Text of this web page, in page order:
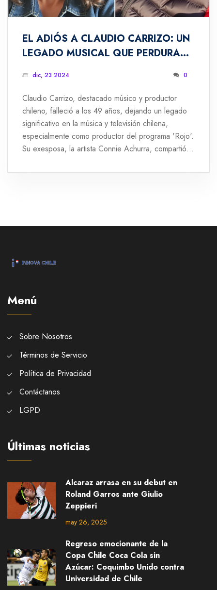
EL ADIÓS A CLAUDIO CARRIZO: UN
LEGADO MUSICAL QUE PERDURA
dic, 23 2024 0
Claudio Carrizo, destacado músico y productor
chileno, falleció a los 49 años, dejando un legado
significativo en la música y televisión chilena,
especialmente como productor del programa 'Rojo'.
Su exesposa, la artista Connie Achurra, compartió la
muerte. Juntos tuvieron dos hijas, y los detalles del
Menú
Sobre Nosotros
Términos de Servicio
Política de Privacidad
Contáctanos
LGPD
Últimas noticias
Alcaraz arrasa en su debut en
Roland Garros ante Giulio
Zeppieri
may 26, 2025
Regreso emocionante de la
Copa Chile Coca Cola sin
Azúcar: Coquimbo Unido contra
Universidad de Chile